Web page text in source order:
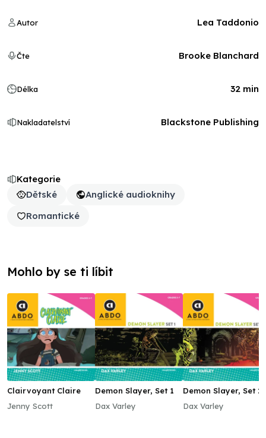
Kategorie
Dětské
Anglické audioknihy
Romantické
Autor Lea Taddonio
Čte Brooke Blanchard
Délka 32 min
Nakladatelství Blackstone Publishing
Mohlo by se ti líbit
Clairvoyant Claire
Jenny Scott
Demon Slayer, Set 1
Dax Varley
Demon Slayer, Set 2
Dax Varley